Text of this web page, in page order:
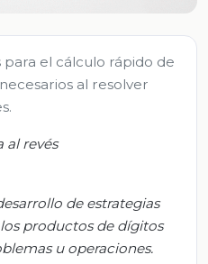
el cálculo rápido de
al resolver
al revés
esarrollo de estrategias
productos de dígitos
u operaciones.